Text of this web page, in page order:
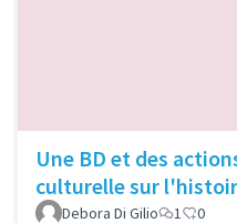
Une BD et des
culturelle sur
Debora Di Gilio 1 0